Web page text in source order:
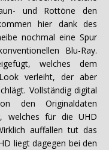
und Rottöne den
hier dank des
nochmal eine Spur
Blu-Ray.
welches dem
verleiht, der aber
Vollständig digital
den Originaldaten
welches für die UHD
auffallen tut das
liegt dagegen bei den